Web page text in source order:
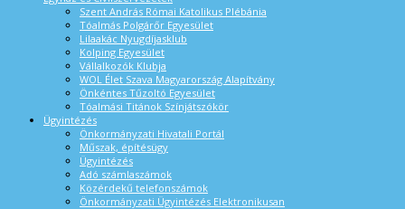
Szent András Római Katolikus Plébánia
Tóalmás Polgárőr Egyesület
Lilaakác Nyugdíjasklub
Kolping Egyesület
Vállalkozók Klubja
WOL Élet Szava Magyarország Alapítvány
Önkéntes Tűzoltó Egyesület
Tóalmási Titánok Színjátszókör
Ügyintézés
Önkormányzati Hivatali Portál
Műszak, építésügy
Ügyintézés
Adó számlaszámok
Közérdekű telefonszámok
Önkormányzati Ügyintézés Elektronikusan